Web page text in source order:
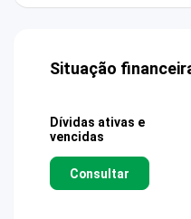
Situação
Dívidas ativas e
vencidas
Consultar